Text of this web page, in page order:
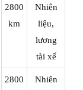
2800
km
Nhiên
liệu,
lương
tài xế
2800
Nhiên